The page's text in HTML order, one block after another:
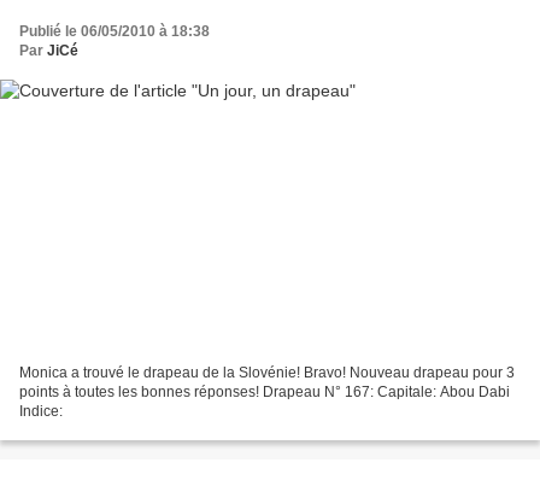
Publié le 06/05/2010 à 18:38
Par JiCé
Monica a trouvé le drapeau de la Slovénie! Bravo! Nouveau drapeau pour 3
points à toutes les bonnes réponses! Drapeau N° 167: Capitale: Abou Dabi
Indice: